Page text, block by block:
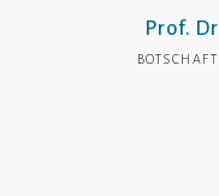
Prof.